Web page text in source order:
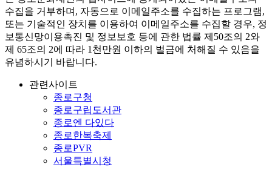
수집을 거부하며, 자동으로 이메일주소를 수집하는 프로그램,
또는 기술적인 장치를 이용하여 이메일주소를 수집할 경우, 정
보통신망이용촉진 및 정보보호 등에 관한 법률 제50조의 2와
제 65조의 2에 따라 1천만원 이하의 벌금에 처해질 수 있음을
유념하시기 바랍니다.
관련사이트
종로구청
종로구립도서관
종로엔 다있다
종로한복축제
종로PVR
서울특별시청